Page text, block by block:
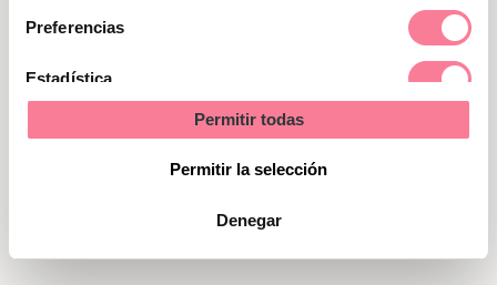
Preferencias
Estadística
Permitir todas
Permitir la selección
Denegar